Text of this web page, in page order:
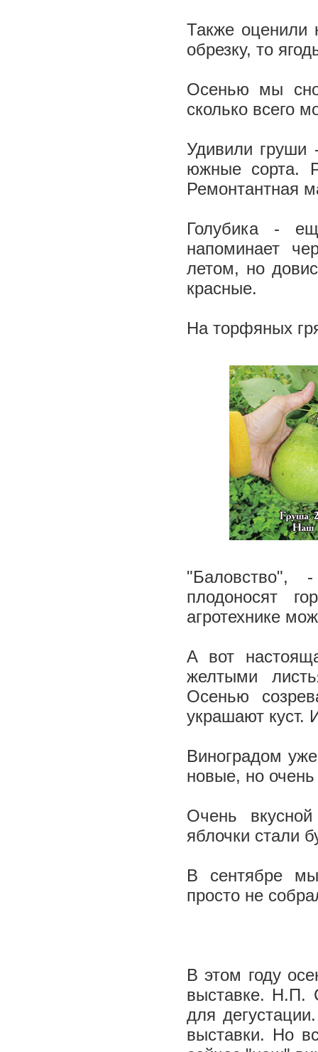
Также оценили
обрезку, то
Осенью мы
сколько всего
Удивили груши
южные сорта.
Ремонтантная
Голубика -
напоминает
летом, но
красные.
На торфяных
"Баловство",
плодоносят
агротехнике
А вот
желтыми
Осенью
украшают куст.
Виноградом
новые, но
Очень
яблочки стали
В сентябре
просто не
В этом году
выставке. Н.П.
для
выставки. Но